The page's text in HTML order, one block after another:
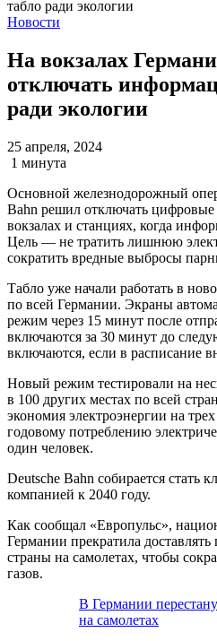
Новости
На вокзалах
отключать
ради экологии
25 апреля, 2024
1 минута
Основной железнодорожный
Bahn решил отключать
вокзалах и станциях, когда
Цель — не тратить лишнюю
сократить вредные выбросы
Табло уже начали работать в
по всей Германии. Экраны
режим через 15 минут после
включаются за 30 минут до
включаются, если в расписание
Новый режим тестировали на
в 100 других местах по всей
экономия электроэнергии на
годовому потреблению
один человек.
Deutsche Bahn собирается стать
компанией к 2040 году.
Как сообщал «Европульс»,
Германии прекратила
страны на самолетах, чтобы
газов.
В Германии
на самолетах